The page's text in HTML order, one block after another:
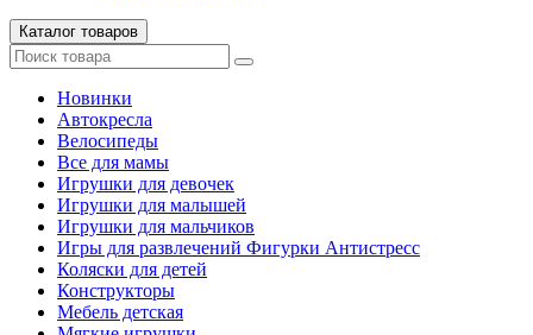
Каталог товаров
Новинки
Автокресла
Велосипеды
Все для мамы
Игрушки для девочек
Игрушки для малышей
Игрушки для мальчиков
Игры для развлечений Фигурки Антистресс
Коляски для детей
Конструкторы
Мебель детская